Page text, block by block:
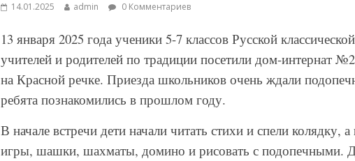
14.01.2025 admin 0 Комментариев
13 января 2025 года ученики 5-7 классов Русской
учителей и родителей по традиции посетили дом-интернат
на Красной речке. Приезда школьников очень ждали
ребята познакомились в прошлом году.
В начале встречи дети начали читать стихи и спели колядку,
игры, шашки, шахматы, домино и рисовать с подопечными.